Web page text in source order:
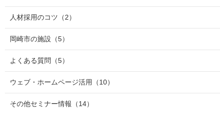
人材採用のコツ （2）
岡崎市の施設 （5）
よくある質問 （5）
ウェブ・ホームページ活用 （10）
その他セミナー情報 （14）